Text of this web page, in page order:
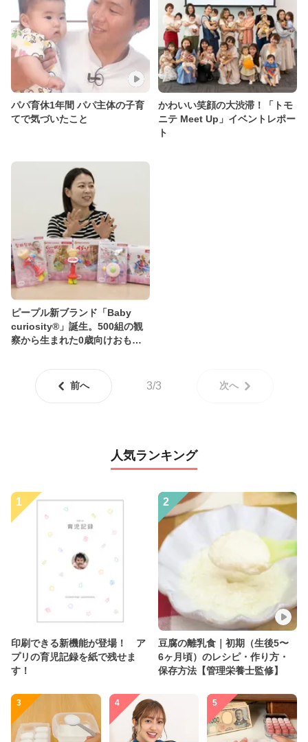
パパ育休1年間 パパ主体の子育
てで気づいたこと
かわいい笑顔の大渋滞！「トモ
ニテ Meet Up」イベントレポー
ト
ピープル新ブランド「Baby
curiosity®」誕生。500組の観
察から生まれた0歳向けおも
前へ 3/3 次へ
人気ランキング
1
印刷できる新機能が登場！ ア
プリの育児記録を紙で残せま
す！
2
豆腐の離乳食｜初期（生後5〜
6ヶ月頃）のレシピ・作り方・
保存方法【管理栄養士監修】
3 4 5